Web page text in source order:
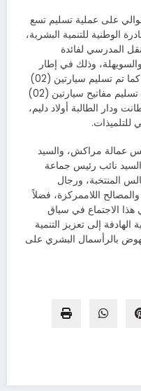
على عملية تسليم تسع
الوطنية للتنمية البشرية،
سيارات للنقل المدرسي لفائدة
وذلك في إطار
دعم أسطول النقل المدرسي بالعمالة. كما تم تسليم سيارتين (02)
للإسعاف الاجتماعي المتنقل، فضلاً عن تسليم مفاتيح سيارتين (02)
ودار الطالبة أولاد دليم،
للتلميذات.
عمالة مراكش، والسيد
نائب رئيس جماعة
المنتخبة، ورجال
اللاممركزة، فضلاً
هذا الاجتماع في سياق
الهادفة إلى تعزيز التنمية
بالرأسمال البشري على